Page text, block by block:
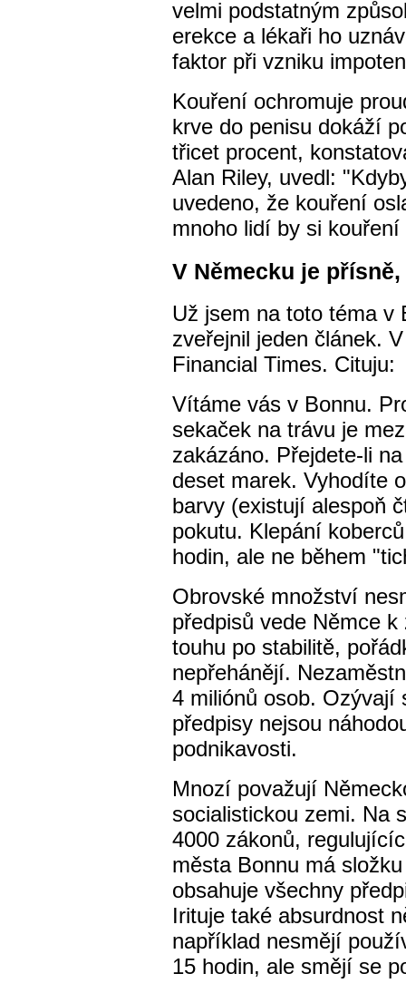
velmi podstatným
erekce a lékaři ho
faktor při vzniku
Kouření ochromuje
krve do penisu dokáží
třicet procent,
Alan Riley, uvedl:
uvedeno, že kouření
mnoho lidí by si
V Německu je
Už jsem na toto téma v
zveřejnil jeden článek.
Financial Times. Cituju:
Vítáme vás v Bonnu.
sekaček na trávu je
zakázáno. Přejdete-li
deset marek. Vyhodíte
barvy (existují alespoň
pokutu. Klepání
hodin, ale ne během
Obrovské množství
předpisů vede Němce
touhu po stabilitě,
nepřehánějí.
4 miliónů osob. Ozývají
předpisy nejsou
podnikavosti.
Mnozí považují
socialistickou zemi. Na
4000 zákonů,
města Bonnu má
obsahuje všechny
Irituje také absurdnost
například nesmějí
15 hodin, ale smějí se